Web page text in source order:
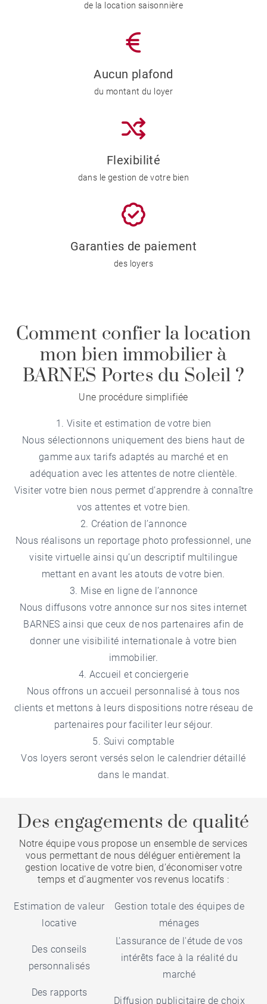
de la location saisonnière
Aucun plafond
du montant du loyer
Flexibilité
dans le gestion de votre bien
Garanties de paiement
des loyers
Comment confier la location
mon bien immobilier à
BARNES Portes du Soleil ?
Une procédure simplifiée
1. Visite et estimation de votre bien
Nous sélectionnons uniquement des biens haut de
gamme aux tarifs adaptés au marché et en
adéquation avec les attentes de notre clientèle.
Visiter votre bien nous permet d’apprendre à connaître
vos attentes et votre bien.
2. Création de l’annonce
Nous réalisons un reportage photo professionnel, une
visite virtuelle ainsi qu’un descriptif multilingue
mettant en avant les atouts de votre bien.
3. Mise en ligne de l’annonce
Nous diffusons votre annonce sur nos sites internet
BARNES ainsi que ceux de nos partenaires afin de
donner une visibilité internationale à votre bien
immobilier.
4. Accueil et conciergerie
Nous offrons un accueil personnalisé à tous nos
clients et mettons à leurs dispositions notre réseau de
partenaires pour faciliter leur séjour.
5. Suivi comptable
Vos loyers seront versés selon le calendrier détaillé
dans le mandat.
Des engagements de qualité
Notre équipe vous propose un ensemble de services
vous permettant de nous déléguer entièrement la
gestion locative de votre bien, d’économiser votre
temps et d’augmenter vos revenus locatifs :
Estimation de valeur
locative
Gestion totale des équipes de
ménages
Des conseils
personnalisés
L'assurance de l'étude de vos
intérêts face à la réalité du
marché
Des rapports
Diffusion publicitaire de choix